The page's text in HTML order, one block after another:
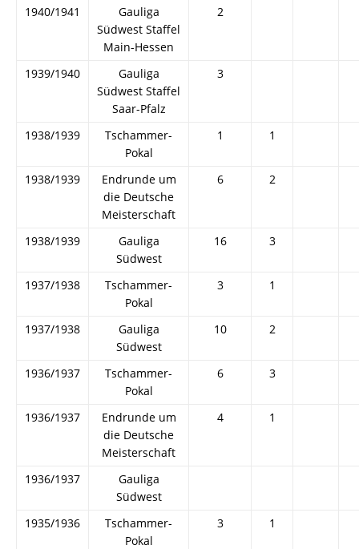
1940/1941
Gauliga
Südwest Staffel
Main-Hessen
2
1939/1940
Gauliga
Südwest Staffel
Saar-Pfalz
3
1938/1939
Tschammer-
Pokal
1 1
1938/1939
Endrunde um
die Deutsche
Meisterschaft
6 2
1938/1939
Gauliga
Südwest
16 3
1937/1938
Tschammer-
Pokal
3 1
1937/1938
Gauliga
Südwest
10 2
1936/1937
Tschammer-
Pokal
6 3
1936/1937
Endrunde um
die Deutsche
Meisterschaft
4 1
1936/1937
Gauliga
Südwest
1935/1936
Tschammer-
Pokal
3 1